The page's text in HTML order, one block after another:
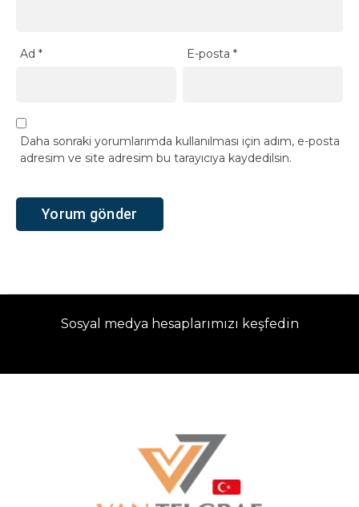
Ad * E-posta*
Daha sonraki yorumlarımda kullanılması için adım, e-posta
adresim ve site adresim bu tarayıcıya kaydedilsin.
Sosyal medya hesaplarımızı keşfedin